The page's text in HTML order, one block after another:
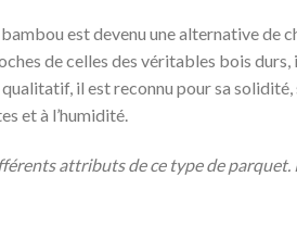
est devenu une alternative de
de celles des véritables bois
il est reconnu pour sa
et à l’humidité.
attributs de ce type de